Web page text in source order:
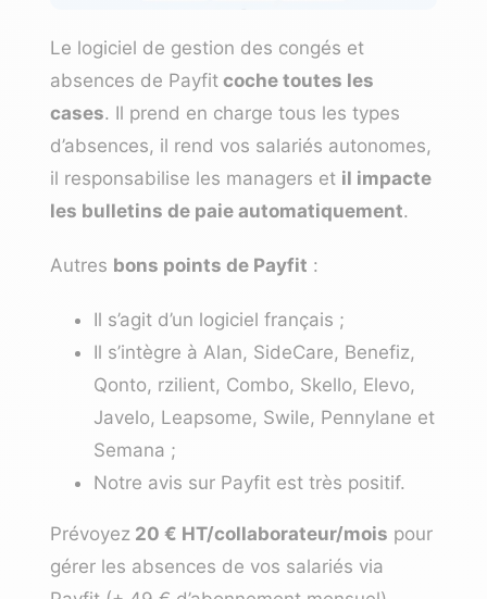
Le logiciel de gestion des congés et
absences de Payfit coche toutes les
cases. Il prend en charge tous les types
d’absences, il rend vos salariés autonomes,
il responsabilise les managers et il impacte
les bulletins de paie automatiquement.
Autres bons points de Payfit :
Il s’agit d’un logiciel français ;
Il s’intègre à Alan, SideCare, Benefiz,
Qonto, rzilient, Combo, Skello, Elevo,
Javelo, Leapsome, Swile, Pennylane et
Semana ;
Notre avis sur Payfit est très positif.
Prévoyez 20 € HT/collaborateur/mois pour
gérer les absences de vos salariés via